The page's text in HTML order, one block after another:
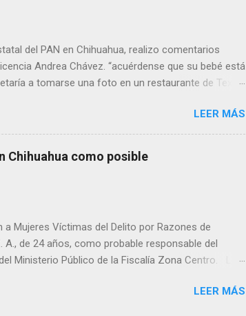
del PAN en Chihuahua, realizo comentarios
Andrea Chávez. “acuérdense que su bebé está
a tomarse una foto en un restaurante de Texas
tal si se le ocurre que a lo mejor en el IMSS?,
y pues la criatura se adelante o algo?, yo creo que
cada que cruzan, cruzan así de que, 'por
esa amenaza justamente por los vínculos y las
política h...
LEER MÁS
Chihuahua como posible
Mujeres Víctimas del Delito por Razones de
de 24 años, como probable responsable del
Ministerio Público de la Fiscalía Zona Centro. La
y policontusiones provocadas por un objetoLEER MÁS